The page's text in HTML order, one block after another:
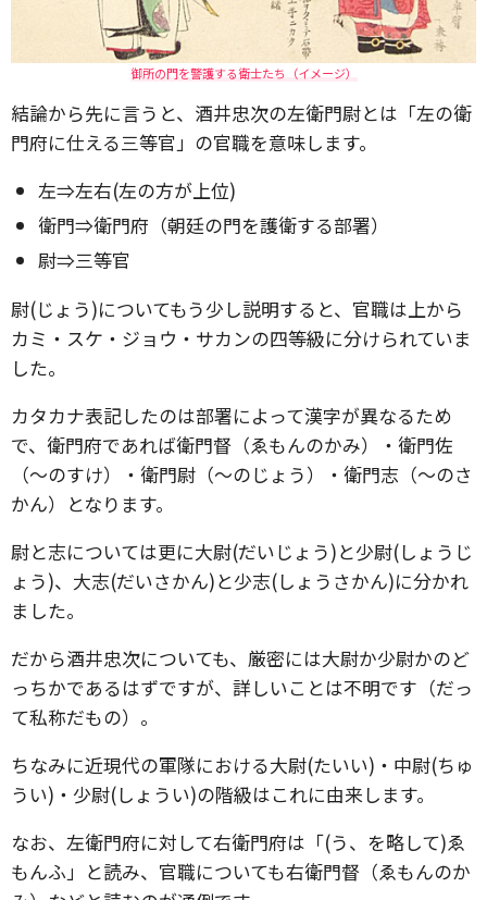
御所の門を警護する衛士たち（イメージ）
結論から先に言うと、酒井忠次の左衛門尉とは「左の衛
門府に仕える三等官」の官職を意味します。
左⇒左右(左の方が上位)
衛門⇒衛門府（朝廷の門を護衛する部署）
尉⇒三等官
尉(じょう)についてもう少し説明すると、官職は上から
カミ・スケ・ジョウ・サカンの四等級に分けられていま
した。
カタカナ表記したのは部署によって漢字が異なるため
で、衛門府であれば衛門督（ゑもんのかみ）・衛門佐
（～のすけ）・衛門尉（～のじょう）・衛門志（～のさ
かん）となります。
尉と志については更に大尉(だいじょう)と少尉(しょうじ
ょう)、大志(だいさかん)と少志(しょうさかん)に分かれ
ました。
だから酒井忠次についても、厳密には大尉か少尉かのど
っちかであるはずですが、詳しいことは不明です（だっ
て私称だもの）。
ちなみに近現代の軍隊における大尉(たいい)・中尉(ちゅ
うい)・少尉(しょうい)の階級はこれに由来します。
なお、左衛門府に対して右衛門府は「(う、を略して)ゑ
もんふ」と読み、官職についても右衛門督（ゑもんのか